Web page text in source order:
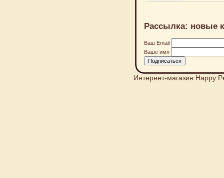
Рассылка: новые
Ваш Email
Ваше имя
Интернет-магазин Happy